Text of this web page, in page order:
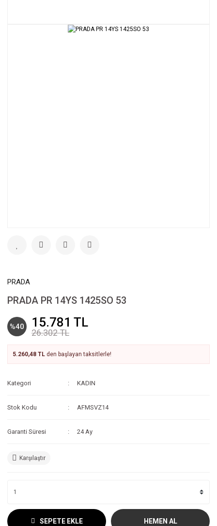
PRADA
PRADA PR 14YS 1425SO 53
%40 15.781 TL
26.302 TL
5.260,48 TL den başlayan taksitlerle!
Kategori KADIN
Stok Kodu AFMSVZ14
Garanti Süresi 24 Ay
Karşılaştır
SEPETE EKLE HEMEN AL